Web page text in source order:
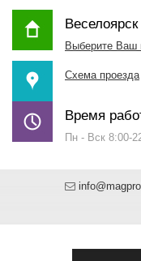
Веселоярск
Выберите Ваш
Схема проезда
Время
Пн - Вск 8:00-